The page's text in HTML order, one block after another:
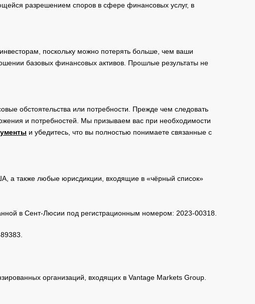
разрешением споров в сфере финансовых услуг, в
поскольку можно потерять больше, чем ваши
базовых финансовых активов. Прошлые результаты не
обстоятельства или потребности. Прежде чем следовать
и потребностей. Мы призываем вас при необходимости
и убедитесь, что вы полностью понимаете связанные с
а также любые юрисдикции, входящие в «чёрный список»
в Сент-Люсии под регистрационным номером: 2023-00318.
организаций, входящих в Vantage Markets Group.